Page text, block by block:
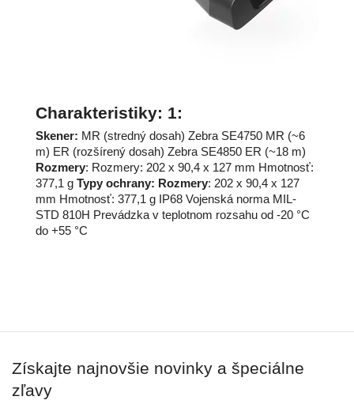
Skener:
Rozmery
Typy ochrany: Rozmery
Získajte najnovšie novinky a špeciálne
zľavy